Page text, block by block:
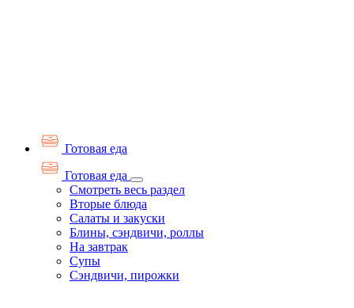
Готовая еда
Готовая еда
Смотреть весь раздел
Вторые блюда
Салаты и закуски
Блины, сэндвичи, роллы
На завтрак
Супы
Сэндвичи, пирожки